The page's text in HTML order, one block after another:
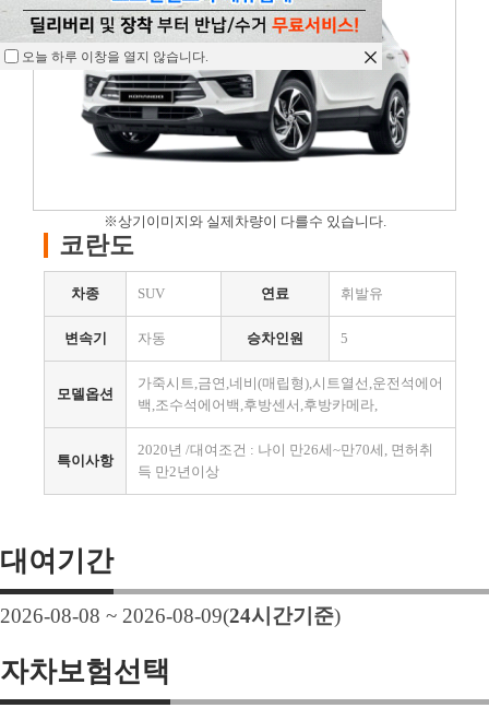
※상기이미지와 실제차량이 다를수 있습니다.
코란도
차종 SUV 연료 휘발유
변속기 자동 승차인원 5
모델옵션
가죽시트,금연,네비(매립형),시트열선,운전석에어
백,조수석에어백,후방센서,후방카메라,
특이사항
2020년 /대여조건 : 나이 만26세~만70세, 면허취
득 만2년이상
대여기간
2026-08-08 ~ 2026-08-09(24시간기준)
자차보험선택
오늘 하루 이창을 열지 않습니다.